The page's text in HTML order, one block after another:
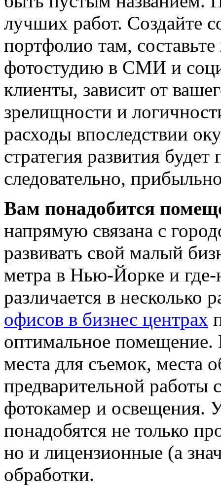
лучших работ. Создайте
портфолио там,
фотостудию в СМИ и
клиенты, зависит от
зрелищности и
расходы впоследствии
стратегия развития
следовательно,
Вам понадобится
напрямую связана с
развивать свой малый
метра в Нью-Йорке и
различается в
офисов в бизнес центрах
оптимальное
места для съемок, места
предварительной работы
фотокамер и
понадобятся не только
но и лицензионные (а
обработки.